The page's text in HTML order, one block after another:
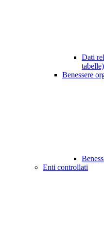
Dati
tabelle)
Benessere
Enti controllati